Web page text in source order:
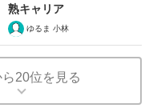
熟キャリア
ゆるま 小林
20位を見る